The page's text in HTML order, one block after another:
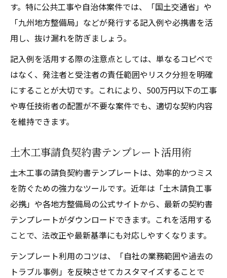
す。特に公共工事や自治体案件では、「国土交通省」や
「九州地方整備局」などが発行する記入例や必携書を活
用し、抜け漏れを防ぎましょう。
記入例を活用する際の注意点としては、単なるコピペで
はなく、発注者と受注者の責任範囲やリスク分担を明確
にすることが大切です。これにより、500万円以下の工事
や専任技術者の配置が不要な案件でも、適切な契約内容
を維持できます。
土木工事請負契約書テンプレート活用術
土木工事の請負契約書テンプレートは、効率的かつミス
を防ぐための強力なツールです。近年は「土木請負工事
必携」や各地方整備局の公式サイトから、最新の契約書
テンプレートがダウンロードできます。これを活用する
ことで、法改正や最新基準にも対応しやすくなります。
テンプレート利用のコツは、「自社の業務範囲や過去の
トラブル事例」を反映させてカスタマイズすることで